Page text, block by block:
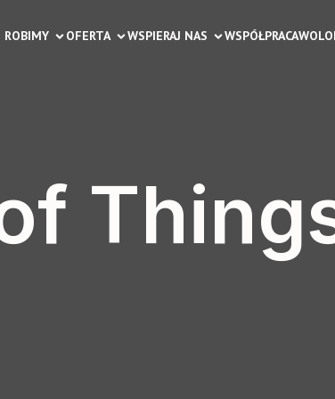
ROBIMY OFERTA WSPIERAJ NAS WSPÓŁPRACA